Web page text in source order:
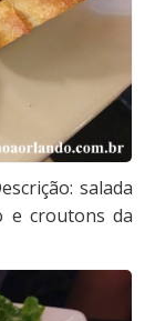
salada
e croutons da